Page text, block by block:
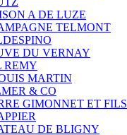
A DE LUZE
TELMONT
DU VERNAY
REMY
MARTIN
& CO
GIMONNET ET FILS
DE BLIGNY